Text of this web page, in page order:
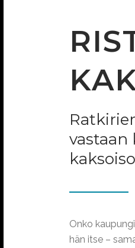
Onko
hän itse –